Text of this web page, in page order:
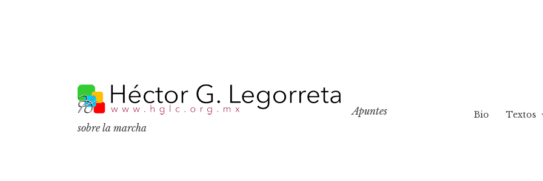
k
i
p
Apuntes
sobre la marcha
Bio Textos